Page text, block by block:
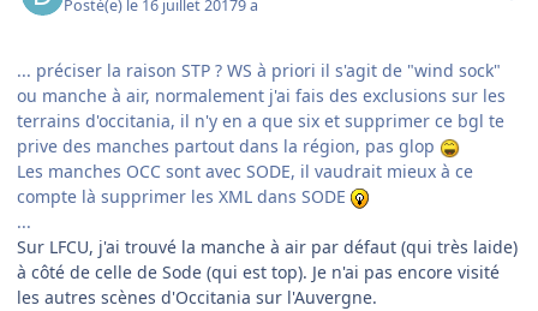
Posté(e) le 16 juillet 20179 a
... préciser la raison STP ? WS à priori il s'agit de "wind sock"
ou manche à air, normalement j'ai fais des exclusions sur les
terrains d'occitania, il n'y en a que six et supprimer ce bgl te
prive des manches partout dans la région, pas glop
Les manches OCC sont avec SODE, il vaudrait mieux à ce
compte là supprimer les XML dans SODE
...
Sur LFCU, j'ai trouvé la manche à air par défaut (qui très laide)
à côté de celle de Sode (qui est top). Je n'ai pas encore visité
les autres scènes d'Occitania sur l'Auvergne.